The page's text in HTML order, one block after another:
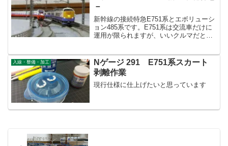
－
新幹線の接続特急E751系とエボリューシ
ョン485系です。E751系は交流車だけに
運用が限られますが、いいクルマだと思
入線・整備・加工
Nゲージ 291 E751系スカート
剥離作業
現行仕様に仕上げたいと思っています